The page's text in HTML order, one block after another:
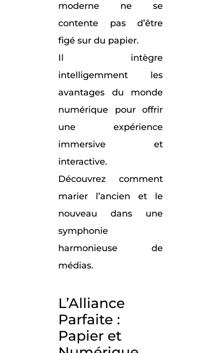
moderne ne se
contente pas d’être
figé sur du papier.
Il intègre
intelligemment les
avantages du monde
numérique pour offrir
une expérience
immersive et
interactive.
Découvrez comment
marier l’ancien et le
nouveau dans une
symphonie
harmonieuse de
médias.
L’Alliance
Parfaite :
Papier et